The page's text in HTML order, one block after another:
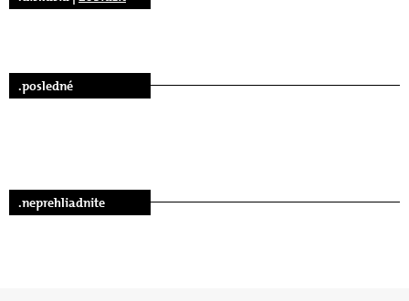
.posledné
.neprehliadnite